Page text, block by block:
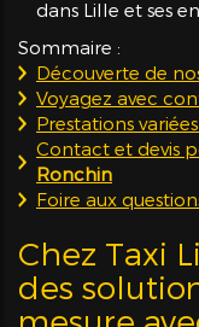
dans Lille et ses
Sommaire :
Découverte de
Voyagez avec
Prestations
Contact et devis
Ronchin
Foire aux
Chez Taxi
des